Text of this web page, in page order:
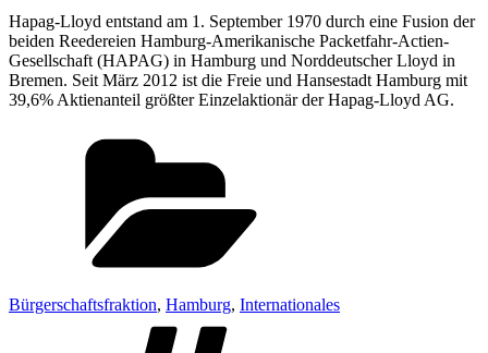
Hapag-Lloyd entstand am 1. September 1970 durch eine Fusion der
beiden Reedereien Hamburg-Amerikanische Packetfahr-Actien-
Gesellschaft (HAPAG) in Hamburg und Norddeutscher Lloyd in
Bremen. Seit März 2012 ist die Freie und Hansestadt Hamburg mit
39,6% Aktienanteil größter Einzelaktionär der Hapag-Lloyd AG.
Bürgerschaftsfraktion, Hamburg, Internationales